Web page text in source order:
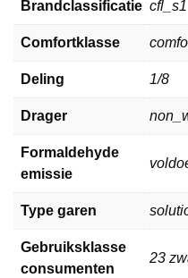
Brandclassificatie cfl_s1
Comfortklasse
Deling 1/8
Drager
Formaldehyde
emissie
Type garen
Gebruiksklasse
consumenten
23